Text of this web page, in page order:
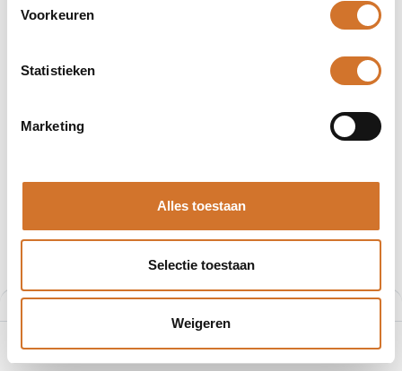
Voorkeuren
Statistieken
Marketing
Alles toestaan
Selectie toestaan
Weigeren
Filters Aanbevolen
Merk Bussmann